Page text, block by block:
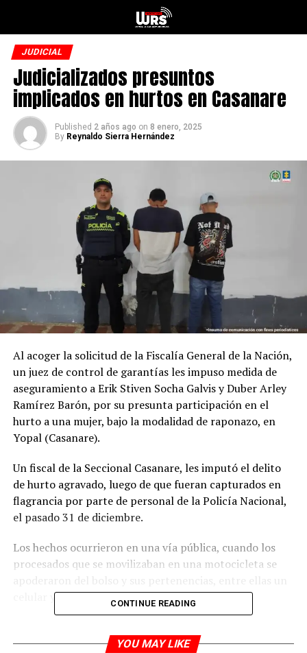
JUDICIAL
Judicializados presuntos
implicados en hurtos en Casanare
Published 2 años ago on 8 enero, 2025
By Reynaldo Sierra Hernández
Al acoger la solicitud de la Fiscalía General de la Nación,
un juez de control de garantías les impuso medida de
aseguramiento a Erik Stiven Socha Galvis y Duber Arley
Ramírez Barón, por su presunta participación en el
hurto a una mujer, bajo la modalidad de raponazo, en
Yopal (Casanare).
Un fiscal de la Seccional Casanare, les imputó el delito
de hurto agravado, luego de que fueran capturados en
flagrancia por parte de personal de la Policía Nacional,
el pasado 31 de diciembre.
Los hechos ocurrieron en una vía pública, cuando los
procesados que se movilizaban en una motocicleta se
celular y dinero en efectivo.
utilizada para el ilícito.
CONTINUE READING
YOU MAY LIKE